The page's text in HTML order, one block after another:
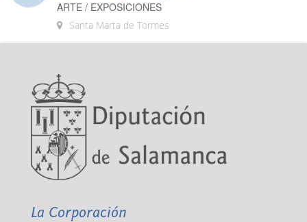
ARTE / EXPOSICIONES
Santa Marta de Tormes
La Corporación